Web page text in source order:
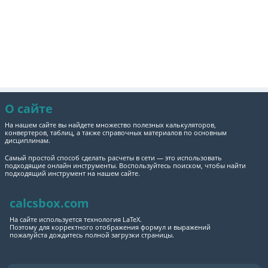
О сайте
На нашем сайте вы найдете множество полезных калькуляторов,
конвертеров, таблиц, а также справочных материалов по основным
дисциплинам.
Самый простой способ сделать расчеты в сети — это использовать
подходящие онлайн инструменты. Воспользуйтесь поиском, чтобы найти
подходящий инструмент на нашем сайте.
calcsbox.com
На сайте используется технология LaTeX.
Поэтому для корректного отображения формул и выражений
пожалуйста дождитесь полной загрузки страницы.